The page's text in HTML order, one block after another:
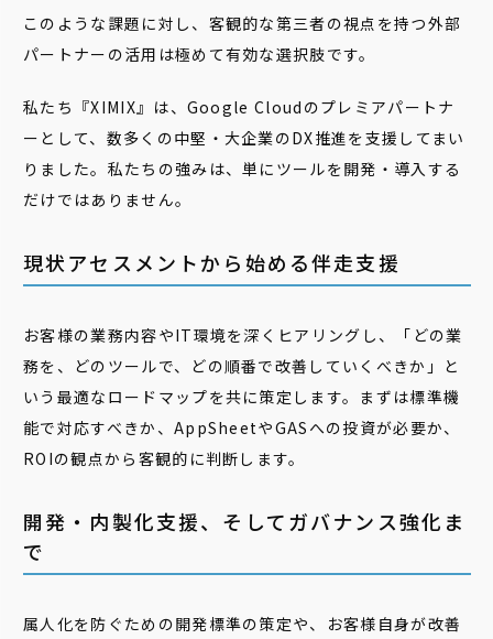
このような課題に対し、客観的な第三者の視点を持つ外部
パートナーの活用は極めて有効な選択肢です。
私たち『XIMIX』は、Google Cloudのプレミアパートナ
ーとして、数多くの中堅・大企業のDX推進を支援してまい
りました。私たちの強みは、単にツールを開発・導入する
だけではありません。
現状アセスメントから始める伴走支援
お客様の業務内容やIT環境を深くヒアリングし、「どの業
務を、どのツールで、どの順番で改善していくべきか」と
いう最適なロードマップを共に策定します。まずは標準機
能で対応すべきか、AppSheetやGASへの投資が必要か、
ROIの観点から客観的に判断します。
開発・内製化支援、そしてガバナンス強化ま
で
属人化を防ぐための開発標準の策定や、お客様自身が改善